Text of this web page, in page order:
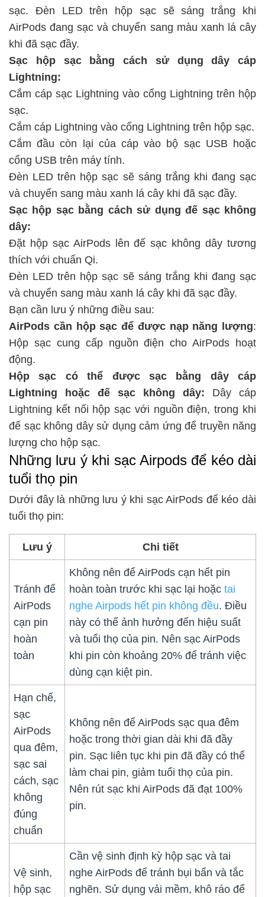
sạc. Đèn LED trên hộp sạc sẽ sáng trắng khi
AirPods đang sạc và chuyển sang màu xanh lá cây
khi đã sạc đầy.
Sạc hộp sạc bằng cách sử dụng dây cáp
Lightning:
Cắm cáp sạc Lightning vào cổng Lightning trên hộp
sạc.
Cắm cáp Lightning vào cổng Lightning trên hộp sạc.
Cắm đầu còn lại của cáp vào bộ sạc USB hoặc
cổng USB trên máy tính.
Đèn LED trên hộp sạc sẽ sáng trắng khi đang sạc
và chuyển sang màu xanh lá cây khi đã sạc đầy.
Sạc hộp sạc bằng cách sử dụng đế sạc không
dây:
Đặt hộp sạc AirPods lên đế sạc không dây tương
thích với chuẩn Qi.
Đèn LED trên hộp sạc sẽ sáng trắng khi đang sạc
và chuyển sang màu xanh lá cây khi đã sạc đầy.
Bạn cần lưu ý những điều sau:
AirPods cần hộp sạc để được nạp năng lượng:
Hộp sạc cung cấp nguồn điện cho AirPods hoạt
động.
Hộp sạc có thể được sạc bằng dây cáp
Lightning hoặc đế sạc không dây: Dây cáp
Lightning kết nối hộp sạc với nguồn điện, trong khi
đế sạc không dây sử dụng cảm ứng để truyền năng
lượng cho hộp sạc.
Những lưu ý khi sạc Airpods để kéo dài
tuổi thọ pin
Dưới đây là những lưu ý khi sạc AirPods để kéo dài
tuổi thọ pin:
Lưu ý Chi tiết
Tránh để
AirPods
cạn pin
hoàn
toàn
Không nên để AirPods cạn hết pin
hoàn toàn trước khi sạc lại hoặctai
nghe Airpods hết pin không đều. Điều
này có thể ảnh hưởng đến hiệu suất
và tuổi thọ của pin. Nên sạc AirPods
khi pin còn khoảng 20% để tránh việc
dùng cạn kiệt pin.
Hạn chế,
sạc
AirPods
qua đêm,
sạc sai
cách, sạc
không
đúng
chuẩn
Không nên để AirPods sạc qua đêm
hoặc trong thời gian dài khi đã đầy
pin. Sạc liên tục khi pin đã đầy có thể
làm chai pin, giảm tuổi thọ của pin.
Nên rút sạc khi AirPods đã đạt 100%
pin.
Vệ sinh,
hộp sạc
Cần vệ sinh định kỳ hộp sạc và tai
nghe AirPods để tránh bụi bẩn và tắc
nghẽn. Sử dụng vải mềm, khô ráo để